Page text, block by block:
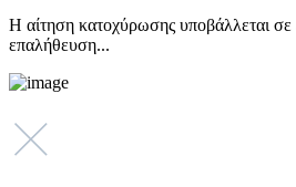
Η αίτηση κατοχύρωσης υποβάλλεται σε
επαλήθευση...